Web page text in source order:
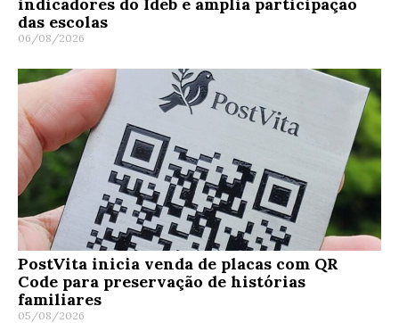
das escolas
06/08/2026
PostVita inicia venda de placas com QR
Code para preservação de histórias
familiares
05/08/2026